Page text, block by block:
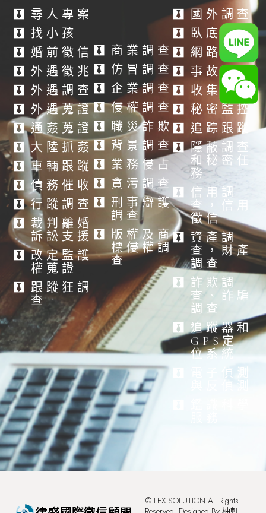
尋人專案
找小孩
婚前徵信
外遇徵兆
外遇調查
外遇蒐證
通姦蒐證
大陸抓姦
車輛跟蹤
債務催收
行蹤調查
裁判離婚
訴訟支援
改定監護
權蒐證
跟蹤狂調
查
商業調查
仿冒調查
企業調查
侵權調查
職災詐欺
背景調查
業務侵占
貪污調查
刑事辯護
調查
版權及商
標侵權調
查
國外調查
臥底調查
網路調查
事故調查
收集證據
秘密監控
追踪跟蹤
隱蔽調查
和秘密任
務
信用調
查，信用
徵信
資產調
查，財產
調查
詐欺調
查、詐騙
調查
追蹤器和
GPS定
位系統
電子偵測
與反偵測
© LEX SOLUTION All Rights